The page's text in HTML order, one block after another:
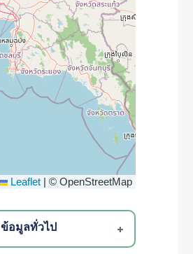
Leaflet © OpenStreetMap
ข้อมูลทั่วไป